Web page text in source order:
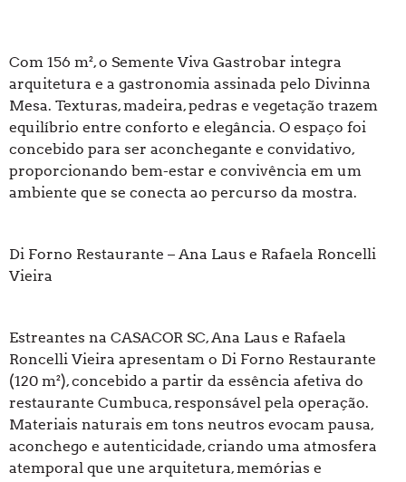
Com 156 m², o Semente Viva Gastrobar integra
arquitetura e a gastronomia assinada pelo Divinna
Mesa. Texturas, madeira, pedras e vegetação trazem
equilíbrio entre conforto e elegância. O espaço foi
concebido para ser aconchegante e convidativo,
proporcionando bem-estar e convivência em um
ambiente que se conecta ao percurso da mostra.
Di Forno Restaurante – Ana Laus e Rafaela Roncelli
Vieira
Estreantes na CASACOR SC, Ana Laus e Rafaela
Roncelli Vieira apresentam o Di Forno Restaurante
(120 m²), concebido a partir da essência afetiva do
restaurante Cumbuca, responsável pela operação.
Materiais naturais em tons neutros evocam pausa,
aconchego e autenticidade, criando uma atmosfera
atemporal que une arquitetura, memórias e